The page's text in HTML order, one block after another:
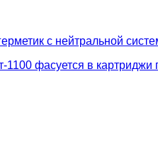
с нейтральной
1100 фасуется в картриджи